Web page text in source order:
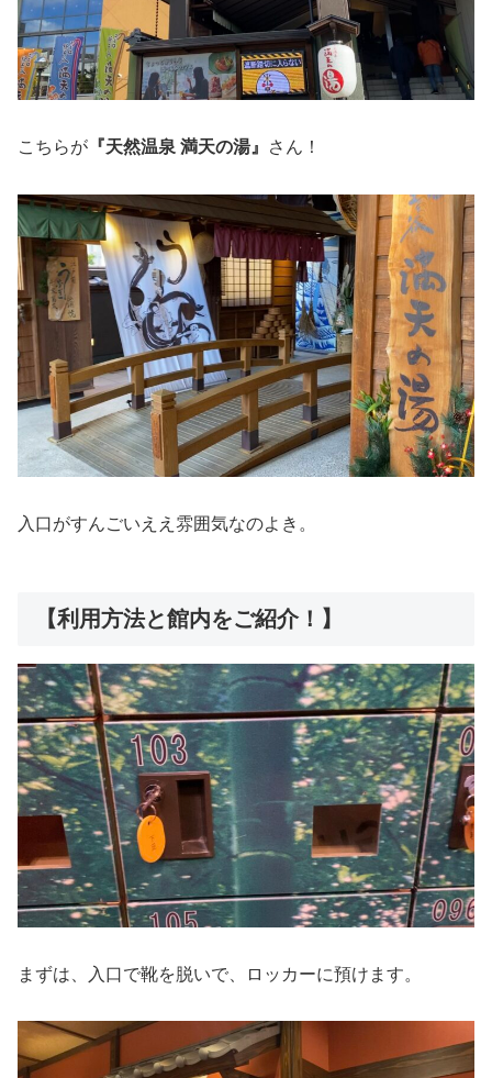
こちらが 『天然温泉 満天の湯』 さん！
入口がすんごいええ雰囲気なのよき。
【利用方法と館内をご紹介！】
まずは、入口で靴を脱いで、ロッカーに預けます。